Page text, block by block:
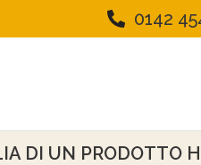
0142
DI UN PRODOTTO